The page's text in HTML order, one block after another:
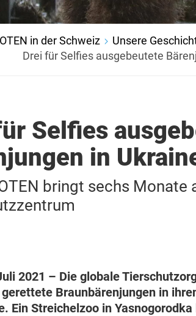
in der Schweiz Unsere
Drei für Selfies ausgebeutete
Selfies
in
bringt sechs Monate
2021 – Die globale
Braunbärenjungen in
Ein Streichelzoo in